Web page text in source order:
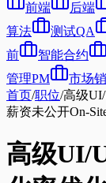
前端
后端
算法
测试QA
前
智能合约
管理PM
市场
首页/职位/高级
薪资未公开On-
高级UI/